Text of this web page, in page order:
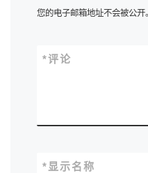
您的电子邮箱地址不会被公开。
评论
*
显示名称
*